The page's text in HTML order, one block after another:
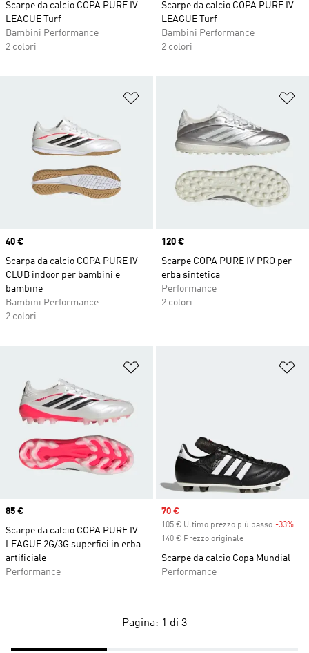
Scarpe da calcio COPA PURE IV
LEAGUE Turf
Bambini Performance
2 colori
Scarpe da calcio COPA PURE IV
LEAGUE Turf
Bambini Performance
2 colori
Aggiungi alla lista dei desideri
Price
40 €
Scarpa da calcio COPA PURE IV
CLUB indoor per bambini e
bambine
Bambini Performance
2 colori
Price
120 €
Scarpe COPA PURE IV PRO per
erba sintetica
Performance
2 colori
Aggiungi alla lista dei desideri
Price
85 €
Scarpe da calcio COPA PURE IV
LEAGUE 2G/3G superfici in erba
artificiale
Performance
Sale price
70 €
105 € Ultimo prezzo più basso -33%
140 € Prezzo originale
Scarpe da calcio Copa Mundial
Performance
Pagina: 1 di 3